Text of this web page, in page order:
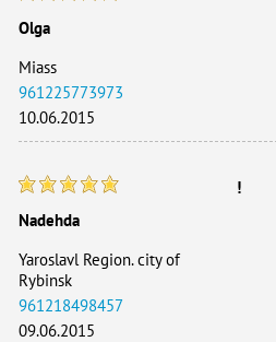
Olga
Miass
961225773973
10.06.2015
Nadehda
Yaroslavl Region. city ​​of
Rybinsk
961218498457
09.06.2015
!